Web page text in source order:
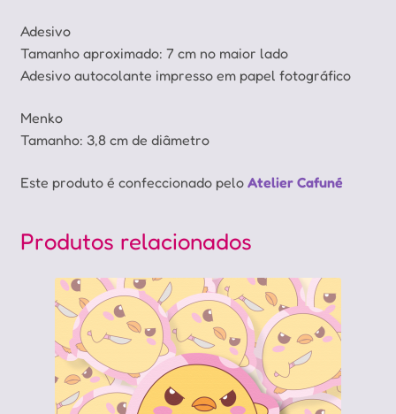
Adesivo
Tamanho aproximado: 7 cm no maior lado
Adesivo autocolante impresso em papel fotográfico
Menko
Tamanho: 3,8 cm de diâmetro
Este produto é confeccionado pelo Atelier Cafuné
Produtos relacionados